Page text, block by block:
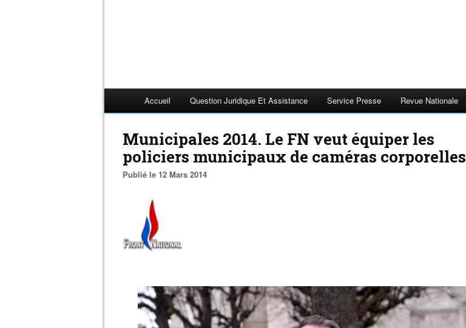
Accueil Question Juridique Et Assistance Service Presse Revue Nationale
Municipales 2014. Le FN veut équiper les
policiers municipaux de caméras corporelles
Publié le 12 Mars 2014